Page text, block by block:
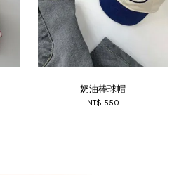
奶油棒球帽
NT$ 550